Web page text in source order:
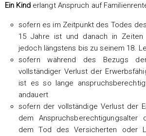
Ein Kinderlangt Anspruch auf
sofern es im Zeitpunkt des Todes
15 Jahre ist und danach in Zeiten
jedoch längstens bis zu seinem 18.
sofern während des Bezugs
vollständiger Verlust der
ist es so lange
andauert
sofern der vollständige Verlust der
dem
dem Tod des Versicherten oder